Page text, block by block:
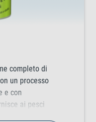
completo di
un processo
e con
ai pesci